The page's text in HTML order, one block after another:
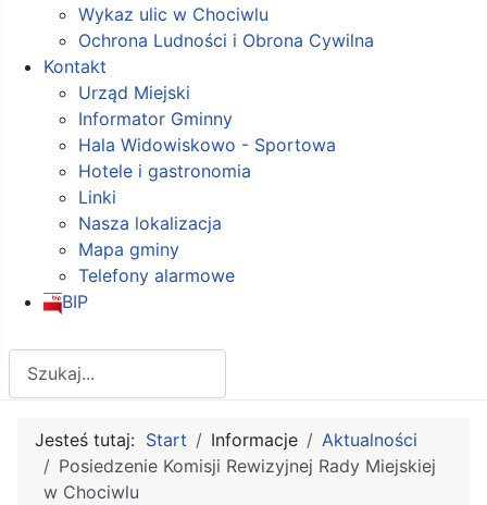
Wykaz ulic w Chociwlu
Ochrona Ludności i Obrona Cywilna
Kontakt
Urząd Miejski
Informator Gminny
Hala Widowiskowo - Sportowa
Hotele i gastronomia
Linki
Nasza lokalizacja
Mapa gminy
Telefony alarmowe
BIP
Jesteś tutaj: Start Informacje
Aktualności
Posiedzenie Komisji Rewizyjnej Rady Miejskiej
w Chociwlu